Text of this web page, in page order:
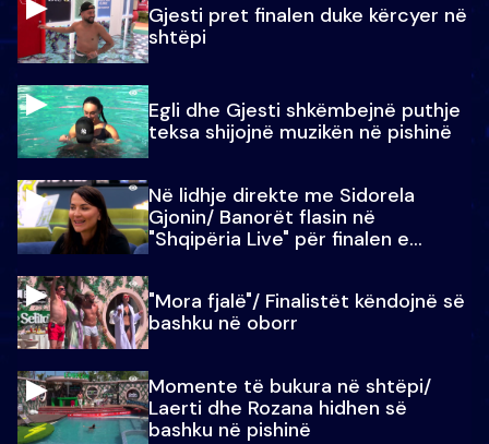
Gjesti pret finalen duke kërcyer në
shtëpi
Egli dhe Gjesti shkëmbejnë puthje
teksa shijojnë muzikën në pishinë
Në lidhje direkte me Sidorela
Gjonin/ Banorët flasin në
"Shqipëria Live" për finalen e
"Mora fjalë"/ Finalistët këndojnë së
bashku në oborr
Momente të bukura në shtëpi/
Laerti dhe Rozana hidhen së
bashku në pishinë